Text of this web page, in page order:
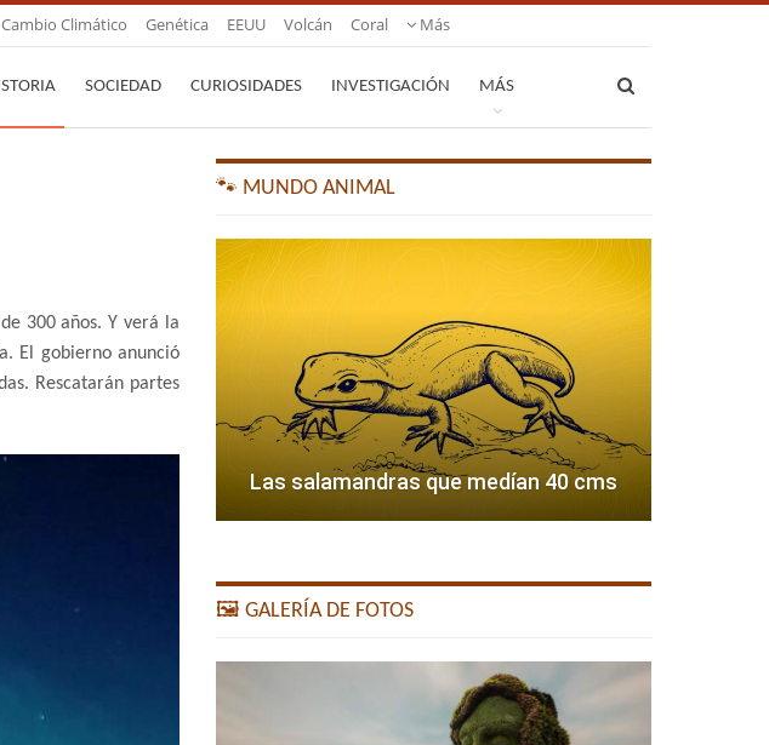
Cambio Climático Genética EEUU Volcán Coral Más
SOCIEDAD CURIOSIDADES INVESTIGACIÓN MÁS
300 años. Y verá la
El gobierno anunció
Rescatarán partes
🐾 MUNDO ANIMAL
Las salamandras que medían 40 cms
🖼️ GALERÍA DE FOTOS